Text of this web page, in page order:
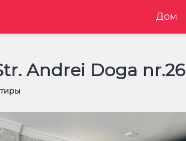
Дом
Andrei Doga nr.26